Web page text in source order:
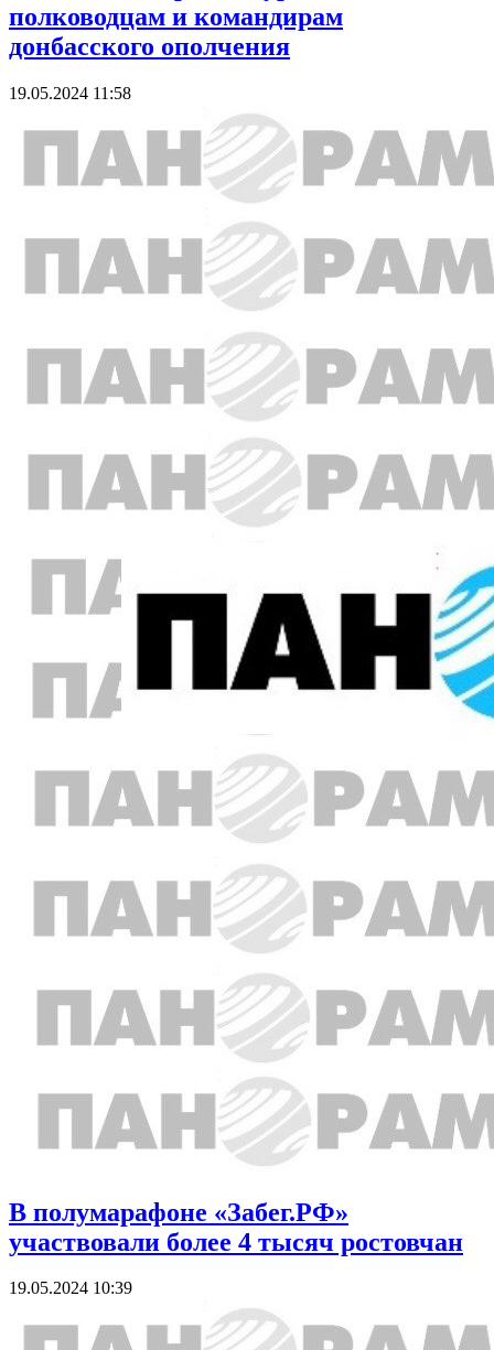
полководцам и командирам
донбасского ополчения
19.05.2024 11:58
В полумарафоне «Забег.РФ»
участвовали более 4 тысяч ростовчан
19.05.2024 10:39